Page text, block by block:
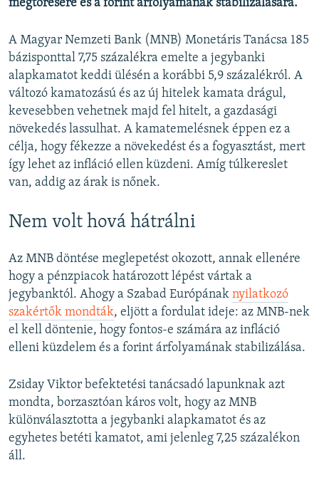
megtörésére és a forint árfolyamának stabilizálására.
A Magyar Nemzeti Bank (MNB) Monetáris Tanácsa 185
bázisponttal 7,75 százalékra emelte a jegybanki
alapkamatot keddi ülésén a korábbi 5,9 százalékról. A
változó kamatozású és az új hitelek kamata drágul,
kevesebben vehetnek majd fel hitelt, a gazdasági
növekedés lassulhat. A kamatemelésnek éppen ez a
célja, hogy fékezze a növekedést és a fogyasztást, mert
így lehet az infláció ellen küzdeni. Amíg túlkereslet
van, addig az árak is nőnek.
Nem volt hová hátrálni
Az MNB döntése meglepetést okozott, annak ellenére
hogy a pénzpiacok határozott lépést vártak a
jegybanktól. Ahogy a Szabad Európának nyilatkozó
szakértők mondták, eljött a fordulat ideje: az MNB-nek
el kell döntenie, hogy fontos-e számára az infláció
elleni küzdelem és a forint árfolyamának stabilizálása.
Zsiday Viktor befektetési tanácsadó lapunknak azt
mondta, borzasztóan káros volt, hogy az MNB
különválasztotta a jegybanki alapkamatot és az
egyhetes betéti kamatot, ami jelenleg 7,25 százalékon
áll.